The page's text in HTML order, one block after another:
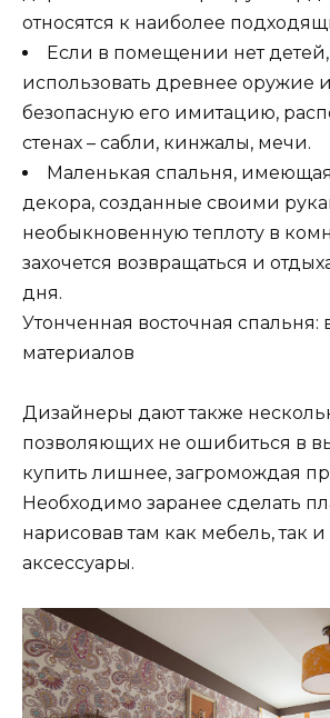
относятся к наиболее
Если в помещении нет
использовать древнее оружие
безопасную его имитацию,
стенах – сабли, кинжалы, мечи.
Маленькая спальня,
декора, созданные своими
необыкновенную теплоту в
захочется возвращаться и
дня.
Утонченная восточная спальня:
материалов
Дизайнеры дают также
позволяющих не ошибиться в
купить лишнее, загромождая
Необходимо заранее сделать
нарисовав там как мебель, так
аксессуары.